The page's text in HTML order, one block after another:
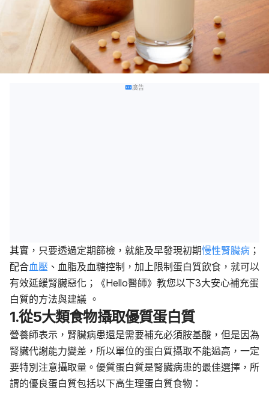
廣告
其實，只要透過定期篩檢，就能及早發現初期慢性腎臟病 ；
配合血壓 、血脂及血糖控制，加上限制蛋白質飲食，就可以
有效延緩腎臟惡化；《Hello醫師》教您以下3大安心補充蛋
白質的方法與建議 。
1.從5大類食物攝取優質蛋白質
營養師表示，腎臟病患還是需要補充必須胺基酸，但是因為
腎臟代謝能力變差，所以單位的蛋白質攝取不能過高，一定
要特別注意攝取量。優質蛋白質是腎臟病患的最佳選擇，所
謂的優良蛋白質包括以下高生理蛋白質食物：